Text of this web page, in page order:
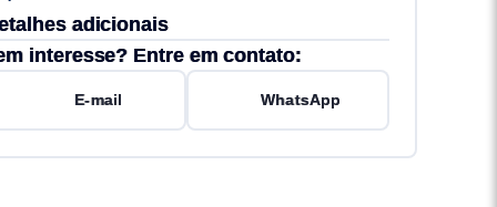
adicionais
interesse? Entre em contato:
E-mail WhatsApp